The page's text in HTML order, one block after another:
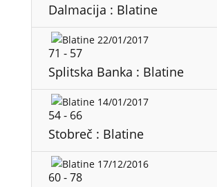
Dalmacija : Blatine
22/01/2017
71 - 57
Splitska Banka : Blatine
14/01/2017
54- 66
Stobreč : Blatine
17/12/2016
60-78